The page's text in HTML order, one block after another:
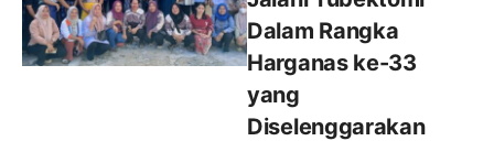
Dalam Rangka
Harganas ke-33
yang
Diselenggarakan